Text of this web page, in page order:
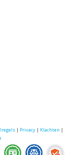
| Privacy | Klachten |